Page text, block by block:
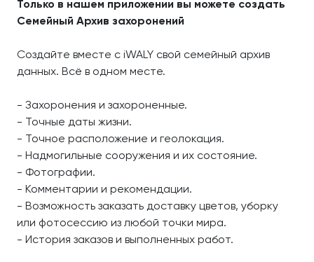
Только в нашем приложении вы можете создать
Семейный Архив захоронений
Создайте вместе с iWALY свой семейный архив
данных. Всё в одном месте.
- Захоронения и захороненные.
- Точные даты жизни.
- Точное расположение и геолокация.
- Надмогильные сооружения и их состояние.
- Фотографии.
- Комментарии и рекомендации.
- Возможность заказать доставку цветов, уборку
или фотосессию из любой точки мира.
- История заказов и выполненных работ.